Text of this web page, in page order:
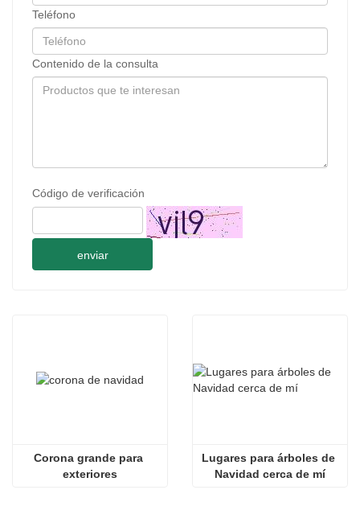
Teléfono
Contenido de la consulta
Código de verificación
enviar
Corona grande para
exteriores
Lugares para árboles de
Navidad cerca de mí